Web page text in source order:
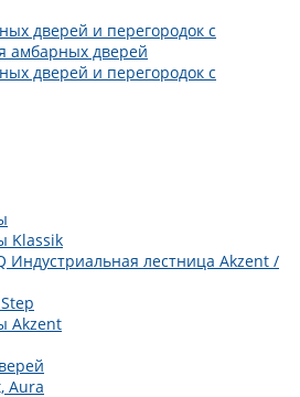
дверей и перегородок с
амбарных дверей
дверей и перегородок с
Klassik
Индустриальная лестница Akzent /
Akzent
Aura